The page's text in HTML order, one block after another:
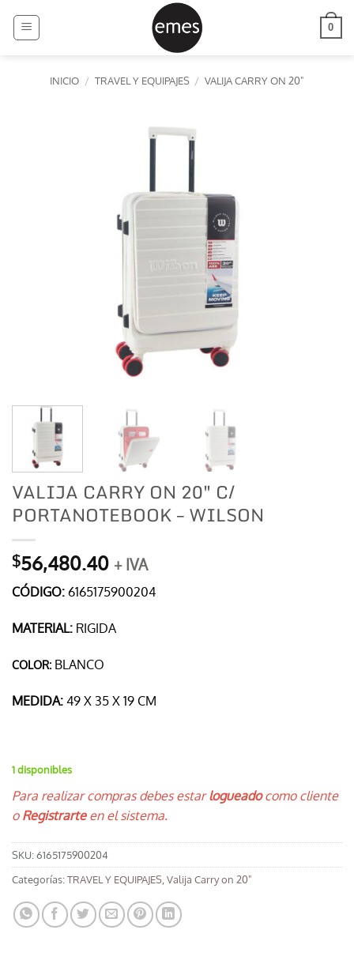
0
INICIO / TRAVEL Y EQUIPAJES / VALIJA CARRY ON 20"
VALIJA CARRY ON 20″ C/
PORTANOTEBOOK – WILSON
$56,480.40 + IVA
CÓDIGO: 6165175900204
MATERIAL: RIGIDA
COLOR: BLANCO
MEDIDA: 49 X 35 X 19 CM
1 disponibles
Para realizar compras debes estarlogueadocomo cliente
oRegistrarteen el sistema.
SKU:6165175900204
Categorías:TRAVEL Y EQUIPAJES Valija Carry on 20"